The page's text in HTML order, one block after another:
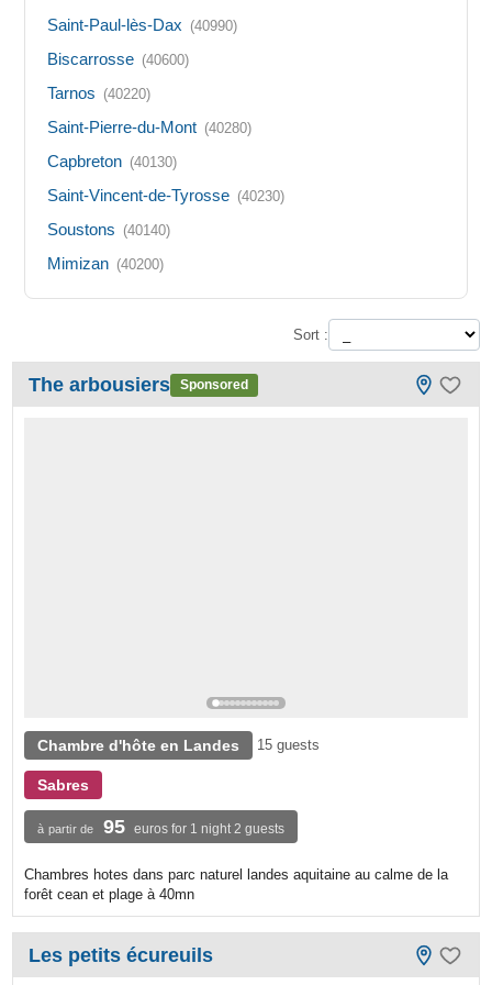
Saint-Paul-lès-Dax (40990)
Biscarrosse (40600)
Tarnos (40220)
Saint-Pierre-du-Mont (40280)
Capbreton (40130)
Saint-Vincent-de-Tyrosse (40230)
Soustons (40140)
Mimizan (40200)
Sort :
The arbousiers Sponsored
Chambre d'hôte en Landes 15 guests
Sabres
à partir de 95 euros for 1 night 2 guests
Chambres hotes dans parc naturel landes aquitaine au calme de la
forêt cean et plage à 40mn
Les petits écureuils